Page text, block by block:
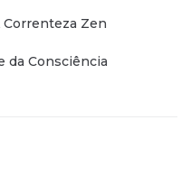
Zen
da Consciência